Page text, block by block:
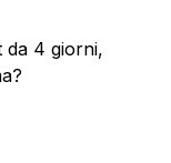
da 4 giorni,